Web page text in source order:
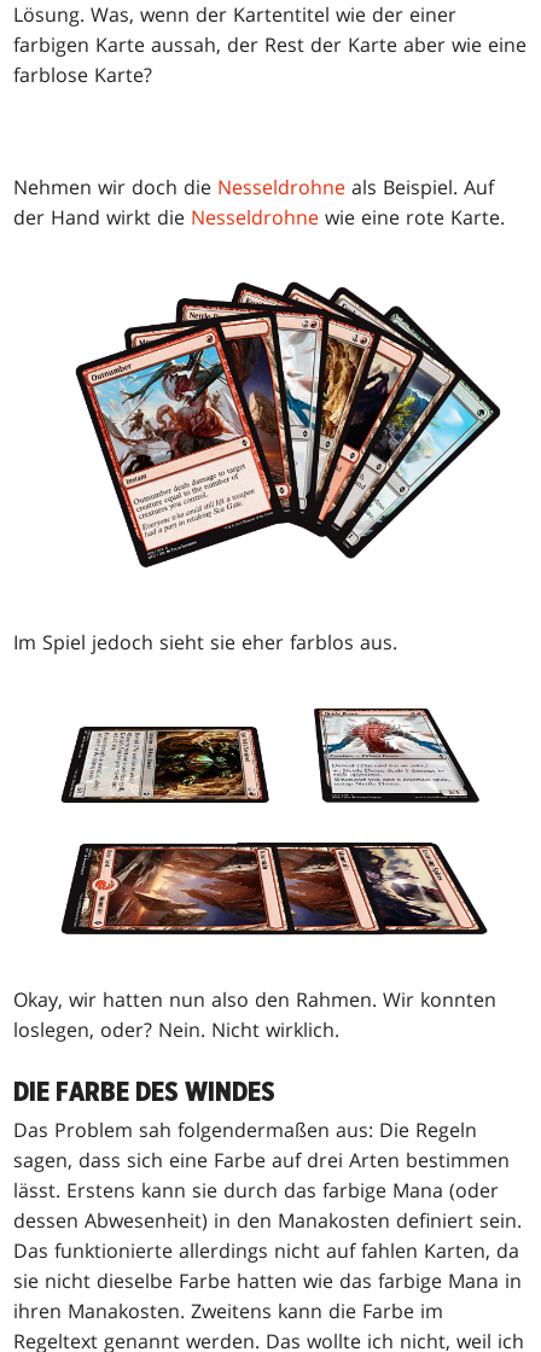
Lösung. Was, wenn der Kartentitel wie der einer
farbigen Karte aussah, der Rest der Karte aber wie eine
farblose Karte?
Nehmen wir doch die Nesseldrohne als Beispiel. Auf
der Hand wirkt die Nesseldrohne wie eine rote Karte.
Im Spiel jedoch sieht sie eher farblos aus.
Okay, wir hatten nun also den Rahmen. Wir konnten
loslegen, oder? Nein. Nicht wirklich.
DIE FARBE DES WINDES
Das Problem sah folgendermaßen aus: Die Regeln
sagen, dass sich eine Farbe auf drei Arten bestimmen
lässt. Erstens kann sie durch das farbige Mana (oder
dessen Abwesenheit) in den Manakosten definiert sein.
Das funktionierte allerdings nicht auf fahlen Karten, da
sie nicht dieselbe Farbe hatten wie das farbige Mana in
ihren Manakosten. Zweitens kann die Farbe im
Regeltext genannt werden. Das wollte ich nicht, weil ich